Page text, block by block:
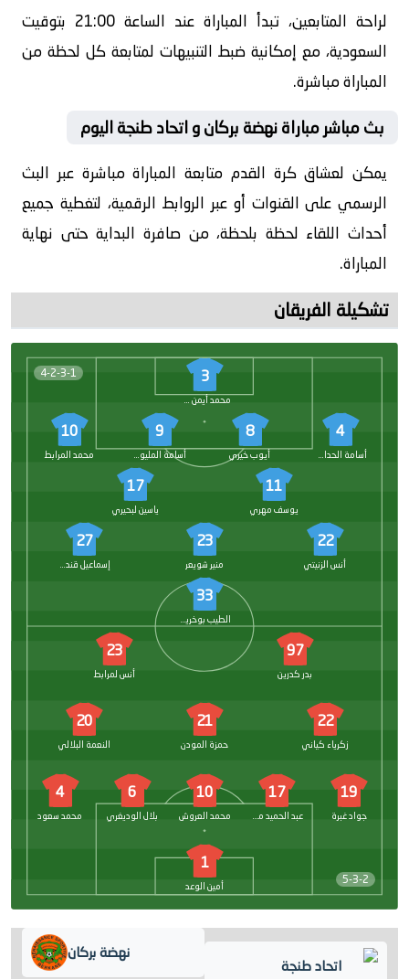
لراحة المتابعين، تبدأ المباراة عند الساعة 21:00 بتوقيت
السعودية، مع إمكانية ضبط التنبيهات لمتابعة كل لحظة من
المباراة مباشرة.
بث مباشر مباراة نهضة بركان و اتحاد طنجة اليوم
يمكن لعشاق كرة القدم متابعة المباراة مباشرة عبر البث
الرسمي على القنوات أو عبر الروابط الرقمية، لتغطية جميع
أحداث اللقاء لحظة بلحظة، من صافرة البداية حتى نهاية
المباراة.
تشكيلة الفريقان
4-2-3-1 3
محمد أيمن سديل
4
أسامة الحدادي
8
أيوب خيري
9
أسامة المليوي
10
محمد المرابط
11
يوسف مهري
17
ياسين لبحيري
22
أنس الزنيتي
23
منير شويعر
27
إسماعيل قندوس
33
الطيب بوخريص
5-3-2
97
بدر كدرين
23
أنس لمرابط
22
زكرياء كياني
21
حمزة المودن
20
النعمة البلالي
19
جواد غبرة
17
عبد الحميد معالي
10
محمد العروش
6
بلال الوديغري
4
محمد سعود
1
أمين الوعد
نهضة بركان
اتحاد طنجة